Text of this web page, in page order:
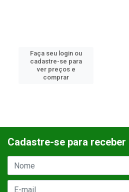
Faça seu login ou
cadastre-se para
ver preços e
comprar
Cadastre-se para